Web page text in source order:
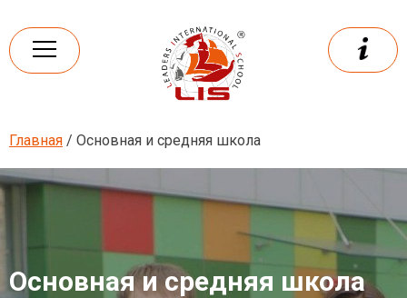
content
Leaders
International school
Главная / Основная и средняя школа
Основная и средняя школа